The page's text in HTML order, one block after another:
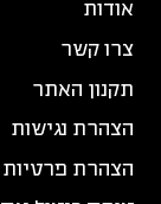
אודות
צרו קשר
תקנון האתר
הצהרת נגישות
הצהרת פרטיות